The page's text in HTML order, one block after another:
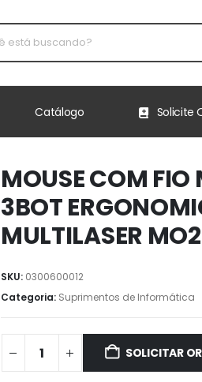
Catálogo Solicite
MOUSE COM FIO
3BOT
MULTILASER
SKU: 0300600012
Categoria: ⁠Suprimentos de Informática
SOLICITAR